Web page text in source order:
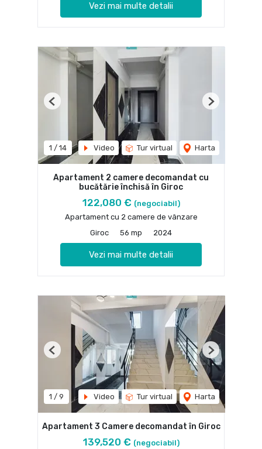
Vezi mai multe detalii
1 / 14 Video Tur virtual Harta
Previous Next
Apartament 2 camere decomandat cu
bucătărie închisă în Giroc
122,080 € (negociabil)
Apartament cu 2 camere de vânzare
Giroc
56 mp 2024
Vezi mai multe detalii
1 / 9 Video Tur virtual Harta
Previous Next
Apartament 3 Camere decomandat în Giroc
139,520 € (negociabil)